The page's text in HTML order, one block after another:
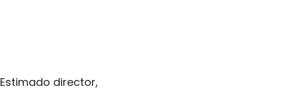
Estimado director,